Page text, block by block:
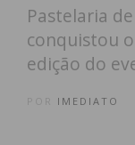
Pastelaria
conquistou
edição do
IMEDIATO